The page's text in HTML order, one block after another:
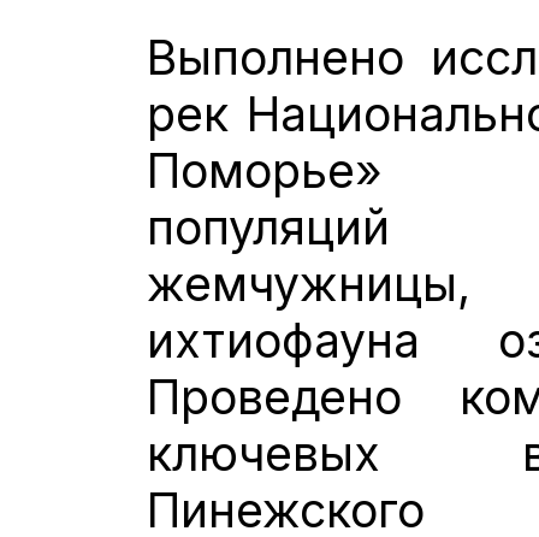
Выполнено
рек
ихтиофауна
Проведено
ключевых
Пинежского